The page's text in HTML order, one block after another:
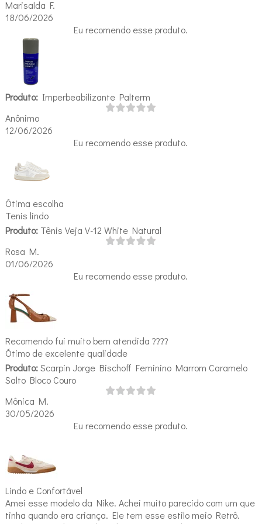
Marisalda F.
18/06/2026
Eu recomendo esse produto.
Produto:Imperbeabilizante Palterm
Anônimo
12/06/2026
Eu recomendo esse produto.
Ótima escolha
Tenis lindo
Produto:Tênis Veja V-12 White Natural
Rosa M.
01/06/2026
Eu recomendo esse produto.
Recomendo fui muito bem atendida ????
Ótimo de excelente qualidade
Produto:Scarpin Jorge Bischoff Feminino Marrom Caramelo
Salto Bloco Couro
Mônica M.
30/05/2026
Eu recomendo esse produto.
Lindo e Confortável
Amei esse modelo da Nike. Achei muito parecido com um que
tinha quando era criança. Ele tem esse estilo meio Retrô.